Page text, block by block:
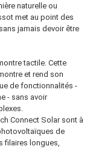
naturelle ou
met au point des
jamais devoir être
tactile. Cette
et rend son
de fonctionnalités -
- sans avoir
Connect Solar sont à
de
filaires longues,